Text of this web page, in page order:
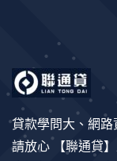
貸款學問大、網
請放心 【聯通貸